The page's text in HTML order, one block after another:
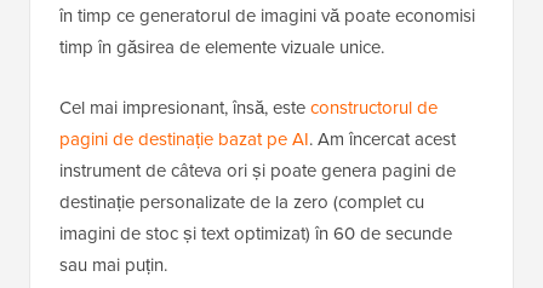
în timp ce generatorul de imagini vă poate economisi
timp în găsirea de elemente vizuale unice.
Cel mai impresionant, însă, esteconstructorul de
pagini de destinație bazat pe AI. Am încercat acest
instrument de câteva ori și poate genera pagini de
destinație personalizate de la zero (complet cu
imagini de stoc și text optimizat) în 60 de secunde
sau mai puțin.